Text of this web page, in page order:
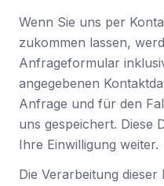
Wenn Sie uns per
zukommen lassen,
Anfrageformular
angegebenen
Anfrage und für den
uns gespeichert. Diese
Ihre Einwilligung weiter.
Die Verarbeitung